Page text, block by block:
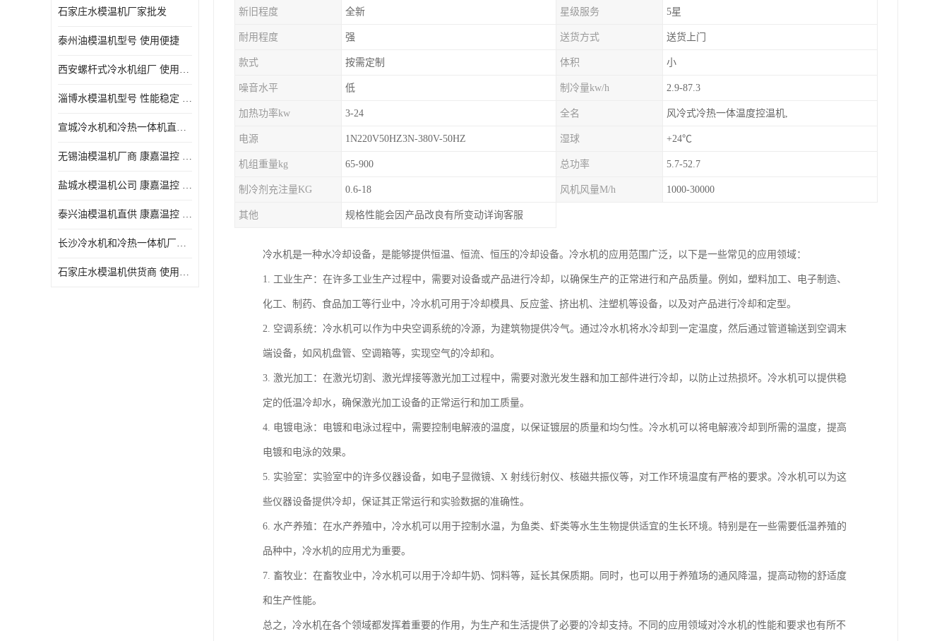
防爆冷水机
石家庄水模温机厂家批发
泰州油模温机型号 使用便捷
西安螺杆式冷水机组厂 使用便捷
淄博水模温机型号 性能稳定 康嘉温控
宣城冷水机和冷热一体机直供 操作方便
无锡油模温机厂商 康嘉温控 性能稳定
盐城水模温机公司 康嘉温控 操作方便
泰兴油模温机直供 康嘉温控 使用便捷
长沙冷水机和冷热一体机厂家电话 库存充足
石家庄水模温机供货商 使用便捷
新旧程度 全新 星级服务 5星
耐用程度 强 送货方式 送货上门
款式 按需定制 体积 小
噪音水平 低 制冷量kw/h 2.9-87.3
加热功率kw 3-24 全名 风冷式冷热一体温度控温机,
电源 1N220V50HZ3N-380V-50HZ 湿球 +24℃
机组重量kg 65-900 总功率 5.7-52.7
制冷剂充注量KG 0.6-18 风机风量M/h 1000-30000
其他 规格性能会因产品改良有所变动详询客服
冷水机是一种水冷却设备，是能够提供恒温、恒流、恒压的冷却设备。冷水机的应用范围广泛，以下是一些常见的应用领域：
1. 工业生产：在许多工业生产过程中，需要对设备或产品进行冷却，以确保生产的正常进行和产品质量。例如，塑料加工、电子制造、
化工、制药、食品加工等行业中，冷水机可用于冷却模具、反应釜、挤出机、注塑机等设备，以及对产品进行冷却和定型。
2. 空调系统：冷水机可以作为中央空调系统的冷源，为建筑物提供冷气。通过冷水机将水冷却到一定温度，然后通过管道输送到空调末
端设备，如风机盘管、空调箱等，实现空气的冷却和。
3. 激光加工：在激光切割、激光焊接等激光加工过程中，需要对激光发生器和加工部件进行冷却，以防止过热损坏。冷水机可以提供稳
定的低温冷却水，确保激光加工设备的正常运行和加工质量。
4. 电镀电泳：电镀和电泳过程中，需要控制电解液的温度，以保证镀层的质量和均匀性。冷水机可以将电解液冷却到所需的温度，提高
电镀和电泳的效果。
5. 实验室：实验室中的许多仪器设备，如电子显微镜、X 射线衍射仪、核磁共振仪等，对工作环境温度有严格的要求。冷水机可以为这
些仪器设备提供冷却，保证其正常运行和实验数据的准确性。
6. 水产养殖：在水产养殖中，冷水机可以用于控制水温，为鱼类、虾类等水生生物提供适宜的生长环境。特别是在一些需要低温养殖的
品种中，冷水机的应用尤为重要。
7. 畜牧业：在畜牧业中，冷水机可以用于冷却牛奶、饲料等，延长其保质期。同时，也可以用于养殖场的通风降温，提高动物的舒适度
和生产性能。
总之，冷水机在各个领域都发挥着重要的作用，为生产和生活提供了必要的冷却支持。不同的应用领域对冷水机的性能和要求也有所不